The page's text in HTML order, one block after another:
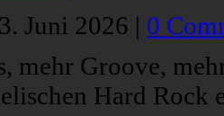
Juni 2026 | 0
mehr Groove,
Hard Rock